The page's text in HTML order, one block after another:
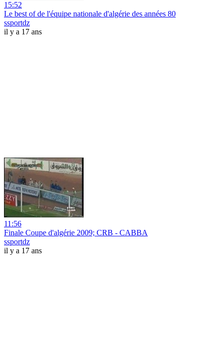
15:52
Le best of de l'équipe nationale d'algérie des années 80
ssportdz
il y a 17 ans
11:56
Finale Coupe d'algérie 2009; CRB - CABBA
ssportdz
il y a 17 ans